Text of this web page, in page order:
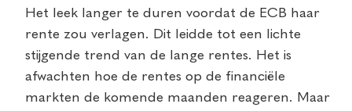
Het leek langer te duren voordat de ECB haar
rente zou verlagen. Dit leidde tot een lichte
stijgende trend van de lange rentes. Het is
afwachten hoe de rentes op de financiële
markten de komende maanden reageren. Maar